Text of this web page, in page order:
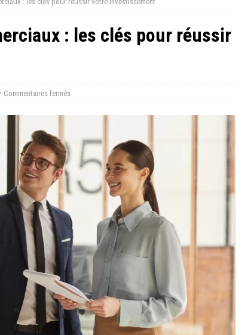
: les clés pour réussir
Commentaires fermés